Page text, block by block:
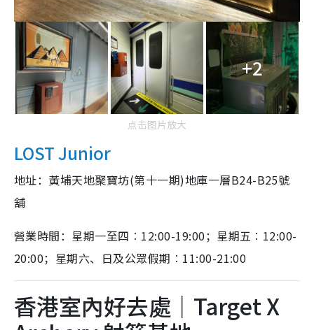
+2
点击图片放大
LOST Junior
地址：黃埔天地聚寶坊(第十一期)地庫一層B24-B25號
舖
營業時間：星期一至四︰12:00-19:00；星期五︰12:00-
20:00；星期六、日及公眾假期︰11:00-21:00
香港室內好去處｜Target X